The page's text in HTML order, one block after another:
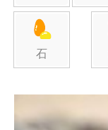
石